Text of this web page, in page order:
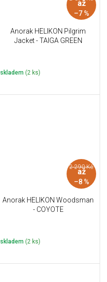
až
–7 %
Anorak HELIKON Pilgrim
Jacket - TAIGA GREEN
skladem (2 ks)
2 290 Kč
až
–8 %
Anorak HELIKON Woodsman
- COYOTE
skladem (2 ks)